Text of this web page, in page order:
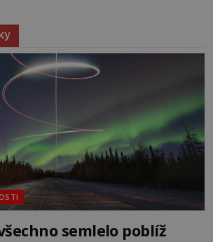
semlelo poblíž